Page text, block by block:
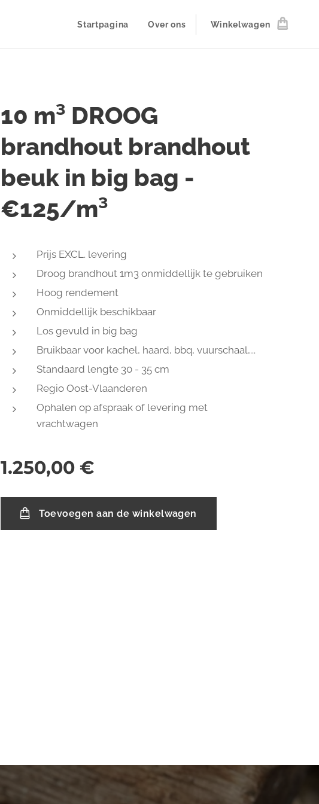
Startpagina Over ons Winkelwagen
10 m³ DROOG
brandhout brandhout
beuk in big bag -
€125/m³
Prijs EXCL. levering
Droog brandhout 1m3 onmiddellijk te gebruiken
Hoog rendement
Onmiddellijk beschikbaar
Los gevuld in big bag
Bruikbaar voor kachel, haard, bbq, vuurschaal,...
Standaard lengte 30 - 35 cm
Regio Oost-Vlaanderen
Ophalen op afspraak of levering met
vrachtwagen
1.250,00 €
Toevoegen aan de winkelwagen